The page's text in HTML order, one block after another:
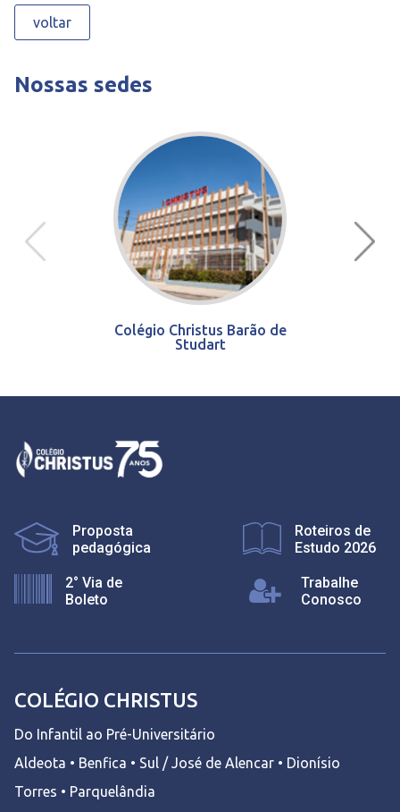
voltar
Nossas sedes
Colégio Christus Barão de
Studart
Proposta
pedagógica
Roteiros de
Estudo 2026
2° Via de
Boleto
Trabalhe
Conosco
COLÉGIO CHRISTUS
Do Infantil ao Pré-Universitário
Aldeota • Benfica • Sul / José de Alencar • Dionísio
Torres • Parquelândia